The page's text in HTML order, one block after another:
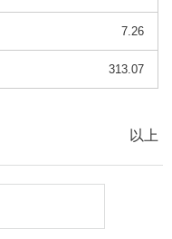
7.26
313.07
以上